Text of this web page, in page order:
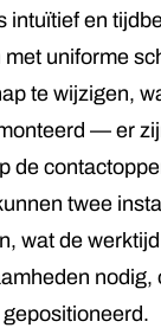
intuïtief en
uniforme
te wijzigen,
— er
de
twee
wat de